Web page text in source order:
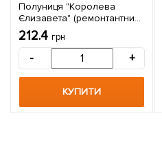
Полуниця "Королева
Єлизавета" (ремонтантний
сорт, ранній термін
дозрівання) 5 шт в
212.4 грн
- +
КУПИТИ